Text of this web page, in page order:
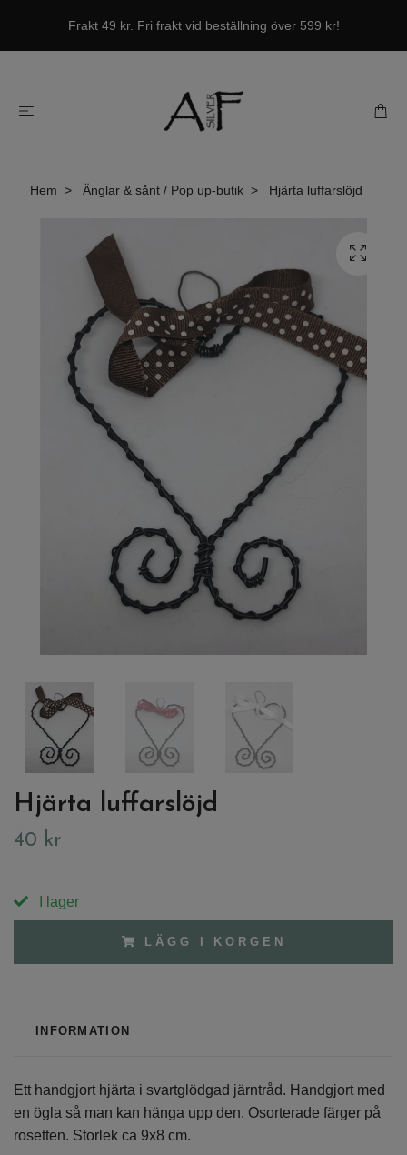
Frakt 49 kr. Fri frakt vid beställning över 599 kr!
Hem Änglar & sånt / Pop up-butik Hjärta luffarslöjd
Hjärta luffarslöjd
40 kr
I lager
LÄGG I KORGEN
INFORMATION
Ett handgjort hjärta i svartglödgad järntråd. Handgjort med
en ögla så man kan hänga upp den. Osorterade färger på
rosetten. Storlek ca 9x8 cm.